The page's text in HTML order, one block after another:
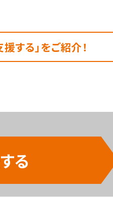
する」をご紹介！
る